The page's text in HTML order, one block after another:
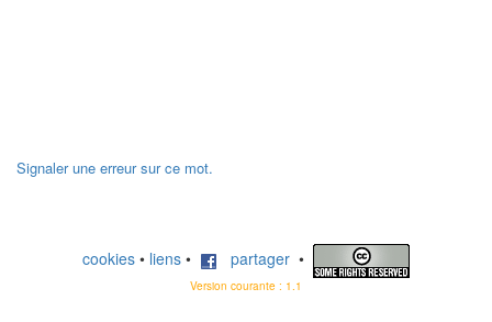
Signaler une erreur sur ce mot.
cookies • liens • partager •
Version courante : 1.1